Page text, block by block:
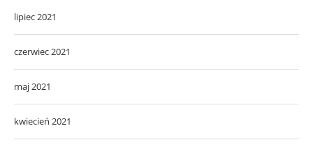
lipiec 2021
czerwiec 2021
maj 2021
kwiecień 2021